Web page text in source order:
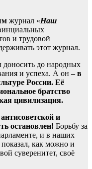
журнал «Наш
и трудовой
этот журнал.
до народных
и успеха. А он – в
России. Её
братство
цивилизация.
и
остановлен! Борьбу за
и в наших
как можно и
суверенитет, своё